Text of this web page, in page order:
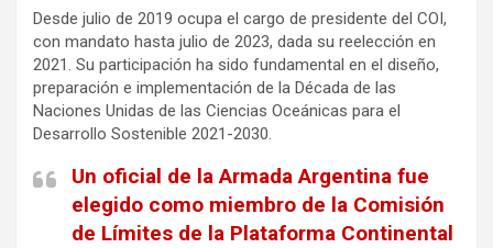
Desde julio de 2019 ocupa el cargo de presidente del COI,
con mandato hasta julio de 2023, dada su reelección en
2021. Su participación ha sido fundamental en el diseño,
preparación e implementación de la Década de las
Naciones Unidas de las Ciencias Oceánicas para el
Desarrollo Sostenible 2021-2030.
Un oficial de la Armada Argentina fue
elegido como miembro de la Comisión
de Límites de la Plataforma Continental